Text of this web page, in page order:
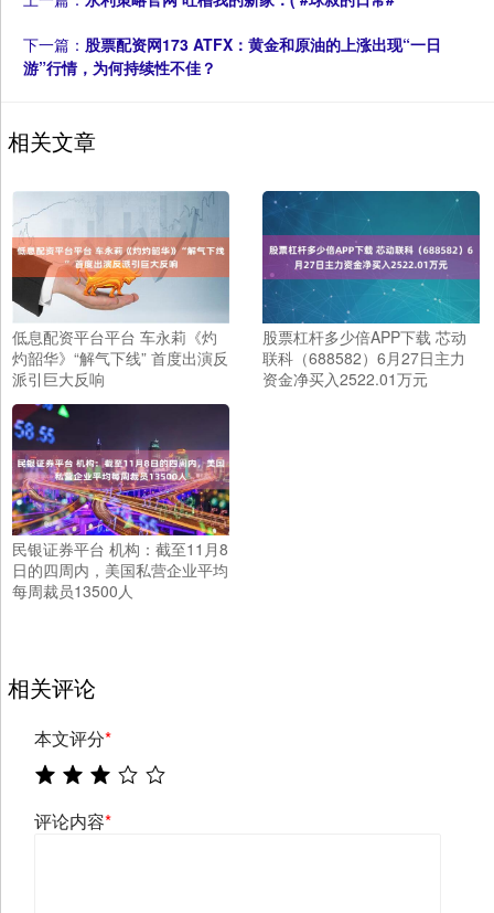
下一篇： 股票配资网173 ATFX：黄金和原油的上涨出现“一日
游”行情，为何持续性不佳？
相关文章
低息配资平台平台 车永莉《灼
灼韶华》“解气下线” 首度出演反
派引巨大反响
股票杠杆多少倍APP下载 芯动
联科（688582）6月27日主力
资金净买入2522.01万元
民银证券平台 机构：截至11月8
日的四周内，美国私营企业平均
每周裁员13500人
相关评论
本文评分*
评论内容*